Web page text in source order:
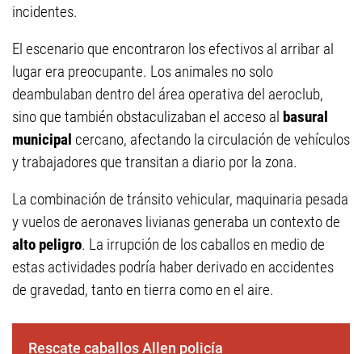
incidentes.
El escenario que encontraron los efectivos al arribar al
lugar era preocupante. Los animales no solo
deambulaban dentro del área operativa del aeroclub,
sino que también obstaculizaban el acceso al basural
municipal cercano, afectando la circulación de vehículos
y trabajadores que transitan a diario por la zona.
La combinación de tránsito vehicular, maquinaria pesada
y vuelos de aeronaves livianas generaba un contexto de
alto peligro. La irrupción de los caballos en medio de
estas actividades podría haber derivado en accidentes
de gravedad, tanto en tierra como en el aire.
Rescate caballos Allen policía